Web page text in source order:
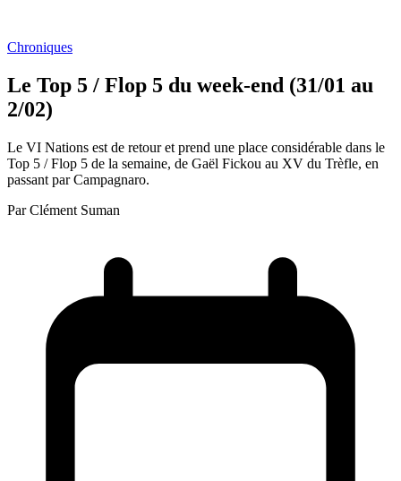
Chroniques
Le Top 5 / Flop 5 du week-end (31/01 au
2/02)
Le VI Nations est de retour et prend une place considérable dans le
Top 5 / Flop 5 de la semaine, de Gaël Fickou au XV du Trèfle, en
passant par Campagnaro.
Par Clément Suman